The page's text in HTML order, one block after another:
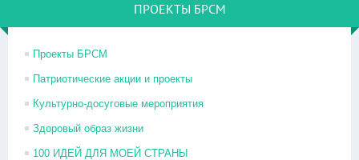
ПРОЕКТЫ БРСМ
Проекты БРСМ
Патриотические акции и проекты
Культурно-досуговые мероприятия
Здоровый образ жизни
100 ИДЕЙ ДЛЯ МОЕЙ СТРАНЫ